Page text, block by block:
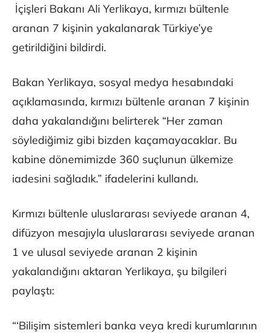
İçişleri Bakanı Ali Yerlikaya, kırmızı bültenle
aranan 7 kişinin yakalanarak Türkiye’ye
getirildiğini bildirdi.
Bakan Yerlikaya, sosyal medya hesabındaki
açıklamasında, kırmızı bültenle aranan 7 kişinin
daha yakalandığını belirterek “Her zaman
söylediğimiz gibi bizden kaçamayacaklar. Bu
kabine dönemimizde 360 suçlunun ülkemize
iadesini sağladık.” ifadelerini kullandı.
Kırmızı bültenle uluslararası seviyede aranan 4,
difüzyon mesajıyla uluslararası seviyede aranan
1 ve ulusal seviyede aranan 2 kişinin
yakalandığını aktaran Yerlikaya, şu bilgileri
paylaştı:
“‘Bilişim sistemleri banka veya kredi kurumlarının